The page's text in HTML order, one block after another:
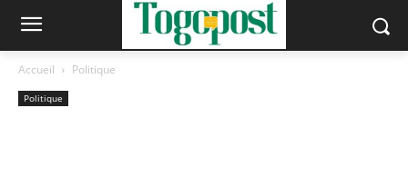
Accueil Politique
Politique